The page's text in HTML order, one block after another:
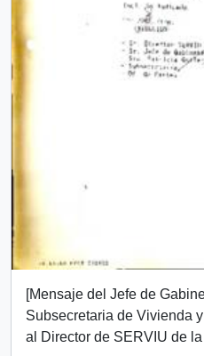
[Mensaje del Jefe de
Subsecretaria de Vivienda
al Director de SERVIU de